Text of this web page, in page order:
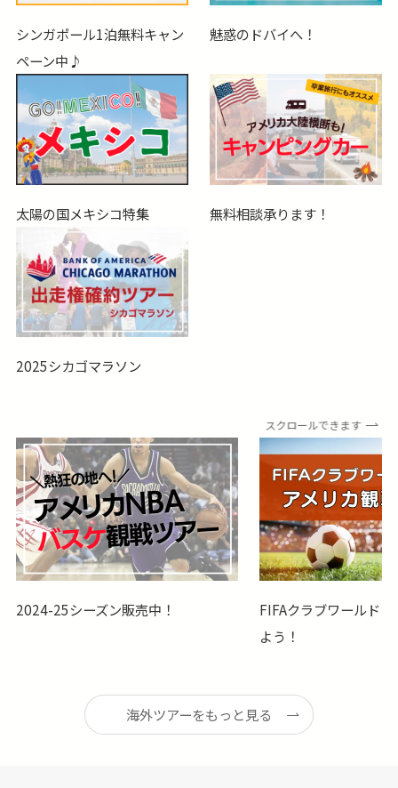
シンガポール1泊無料キャン
ペーン中♪
魅惑のドバイへ！
太陽の国メキシコ特集 無料相談承ります！
2025シカゴマラソン
スクロールできます
2024-25シーズン販売中！
​FIFAクラブワールド
よう！
海外ツアーをもっと見る